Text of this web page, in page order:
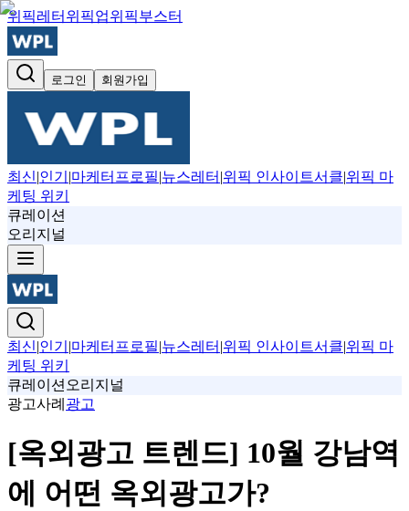
위픽레터 위픽업위픽부스터
로그인 회원가입
최신|인기 |마케터프로필|뉴스레터 |위픽 인사이트서클|위픽 마
케팅 위키
큐레이션
오리지널
최신|인기 |마케터프로필|뉴스레터 |위픽 인사이트서클|위픽 마
케팅 위키
큐레이션 오리지널
광고사례 광고
[옥외광고 트렌드] 10월 강남역
에 어떤 옥외광고가?